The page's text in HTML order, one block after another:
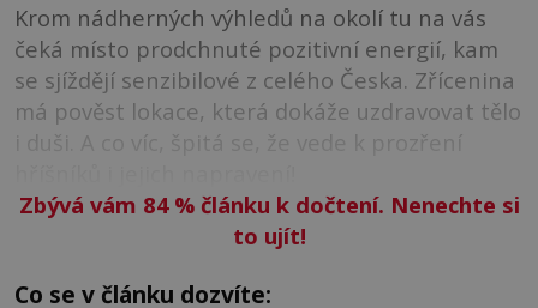
Krom nádherných výhledů na okolí tu na vás
čeká místo prodchnuté pozitivní energií, kam
se sjíždějí senzibilové z celého Česka. Zřícenina
má pověst lokace, která dokáže uzdravovat tělo
i duši. A co víc, špitá se, že vede k prozření
Zbývá vám 84 %článku k dočtení. Nenechte si
to ujít!
Co se v článku dozvíte: